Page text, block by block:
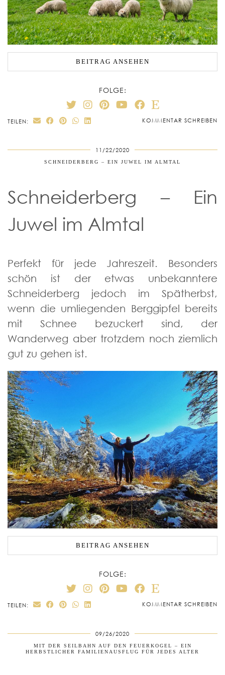
BEITRAG ANSEHEN
FOLGE:
TEILEN: KOMMENTAR SCHREIBEN
11/22/2020
SCHNEIDERBERG – EIN JUWEL IM ALMTAL
Schneiderberg – Ein
Juwel im Almtal
Perfekt für jede Jahreszeit. Besonders
schön ist der etwas unbekanntere
Schneiderberg jedoch im Spätherbst,
wenn die umliegenden Berggipfel bereits
mit Schnee bezuckert sind, der
Wanderweg aber trotzdem noch ziemlich
gut zu gehen ist.
BEITRAG ANSEHEN
FOLGE:
TEILEN: KOMMENTAR SCHREIBEN
09/26/2020
MIT DER SEILBAHN AUF DEN FEUERKOGEL – EIN
HERBSTLICHER FAMILIENAUSFLUG FÜR JEDES ALTER